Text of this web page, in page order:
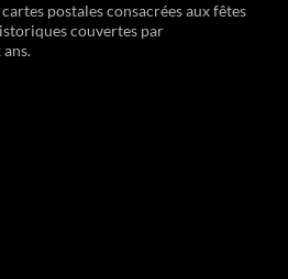
postales consacrées aux fêtes
couvertes par